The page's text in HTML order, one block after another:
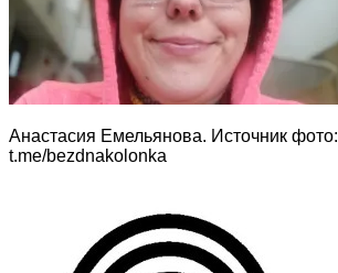
Анастасия Емельянова. Источник фото:
t.me/bezdnakolonka